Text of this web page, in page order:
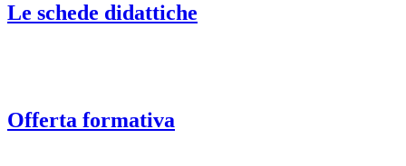
Le schede didattiche
Offerta formativa